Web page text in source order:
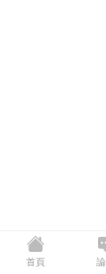
首頁